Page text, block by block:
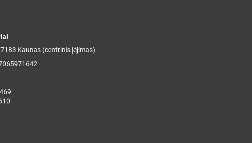
Kaunas (centrinis įėjimas)